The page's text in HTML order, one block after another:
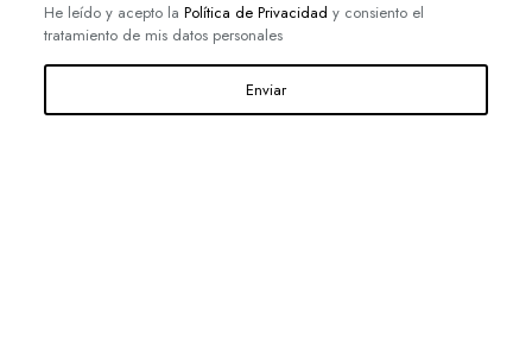
He leído y acepto la Política de Privacidad y consiento el
tratamiento de mis datos personales